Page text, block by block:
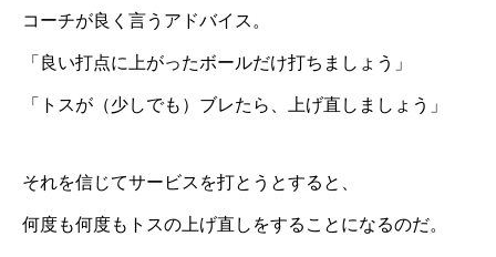
コーチが良く言うアドバイス。
「良い打点に上がったボールだけ打ちましょう」
「トスが（少しでも）ブレたら、上げ直しましょう」
それを信じてサービスを打とうとすると、
何度も何度もトスの上げ直しをすることになるのだ。